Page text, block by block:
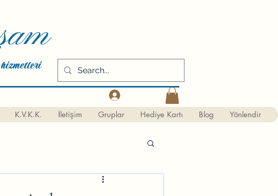
K.V.K.K. İletişim Gruplar Hediye Kartı Blog Yönlendir